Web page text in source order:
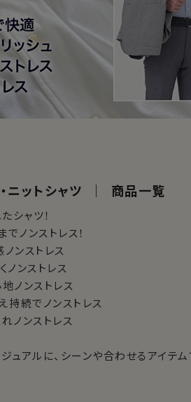
ニットシャツ ｜ 商品一覧
シャツ！
ノンストレス！
ンストレス
ノンストレス
ノンストレス
持続でノンストレス
ノンストレス
ュアルに、シーンや合わせるアイテ